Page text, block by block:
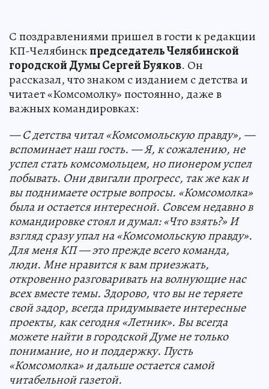
С поздравлениями пришел в гости к редакции
КП-Челябинскпредседатель Челябинской
городской Думы Сергей Буяков. Он
рассказал, что знаком с изданием с детства и
читает «Комсомолку» постоянно, даже в
важных командировках:
— С детства читал «Комсомольскую правду», —
вспоминает наш гость. — Я, к сожалению, не
успел стать комсомольцем, но пионером успел
побывать. Они двигали прогресс, так же как и
вы поднимаете острые вопросы. «Комсомолка»
была и остается интересной. Совсем недавно в
командировке стоял и думал: «Что взять?» И
взгляд сразу упал на «Комсомольскую правду».
Для меня КП — это прежде всего команда,
люди. Мне нравится к вам приезжать,
откровенно разговаривать на волнующие нас
всех вместе темы. Здорово, что вы не теряете
свой задор, всегда придумываете интересные
проекты, как сегодня «Летник». Вы всегда
можете найти в городской Думе не только
понимание, но и поддержку. Пусть
«Комсомолка» и дальше остается самой
читабельной газетой.